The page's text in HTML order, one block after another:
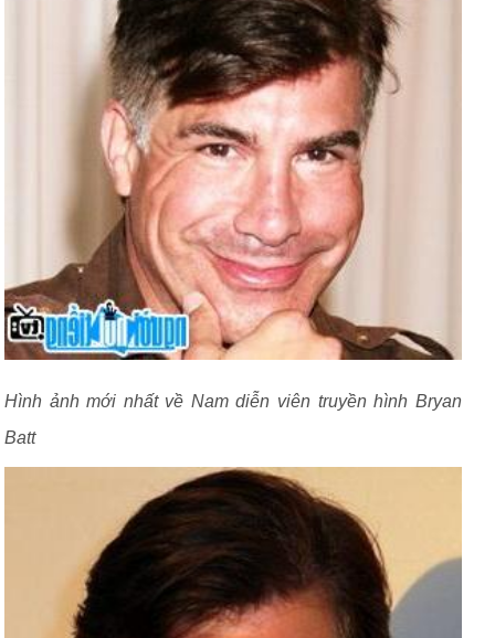
Hình ảnh mới nhất về Nam diễn viên truyền hình Bryan
Batt